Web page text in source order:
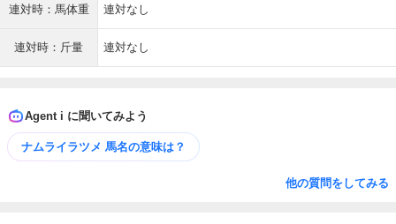
連対時：馬体重 連対なし
連対時：斤量 連対なし
Agent i に聞いてみよう
ナムライラツメ 馬名の意味は？
他の質問をしてみる